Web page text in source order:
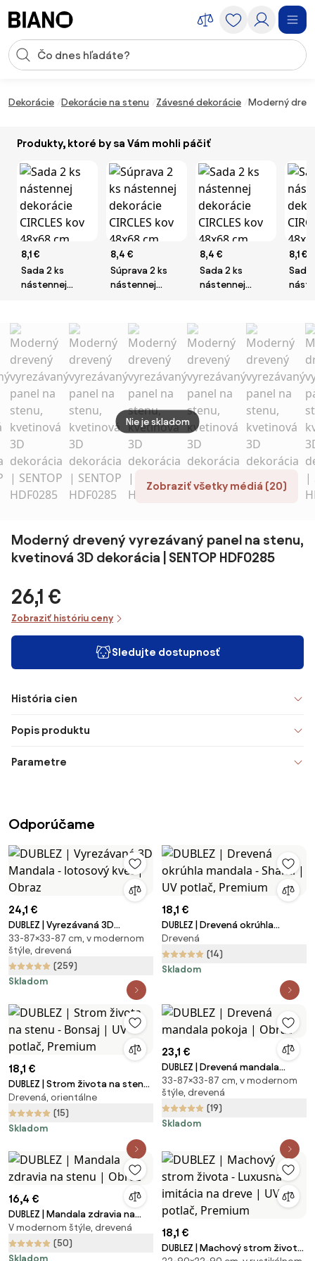
Vstup pre vyhľadávanie
Dekorácie Dekorácie na stenu Závesné dekorácie Moderný
Produkty, ktoré by sa Vám mohli páčiť
8,1 €
Sada 2 ks
nástennej
čierna / hnedá
8,4 €
Súprava 2 ks
nástennej
48x68 cm,
čierna / hnedá
8,4 €
Sada 2 ks
nástennej
čierna / biela
8,1 €
Sada
Zobraziť všetky médiá (20)
Nie je skladom
Moderný drevený vyrezávaný panel na stenu,
kvetinová 3D dekorácia | SENTOP HDF0285
26,1 €
Zobraziť históriu ceny
Sledujte dostupnosť
História cien
Popis produktu
Parametre
Odporúčame
24,1 €
DUBLEZ | Vyrezávaná 3D
Mandala - lotosový kvet |
Obraz
33-87×33-87 cm, v modernom
štýle, drevená
(259)
Skladom
18,1 €
DUBLEZ | Drevená okrúhla
mandala - Shanti | UV potlač,
Premium
Drevená
(14)
Skladom
18,1 €
DUBLEZ | Strom života na stenu
- Bonsaj | UV potlač, Premium
Drevená, orientálne
(15)
Skladom
23,1 €
DUBLEZ | Drevená mandala
pokoja | Obraz
33-87×33-87 cm, v modernom
štýle, drevená
(19)
Skladom
16,4 €
DUBLEZ | Mandala zdravia na
stenu | Obraz
V modernom štýle, drevená
(50)
Skladom
18,1 €
DUBLEZ | Machový strom života